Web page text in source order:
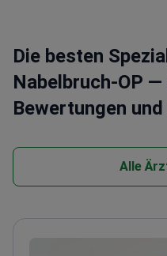
Die besten
Nabelbruch-OP
Bewertungen
Alle